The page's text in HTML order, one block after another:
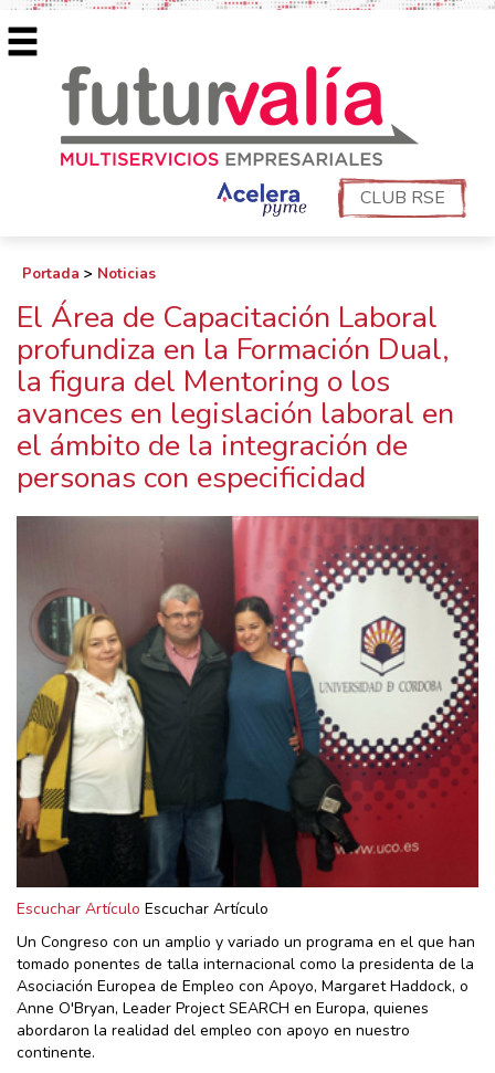
CLUB RSE
Portada > Noticias
El Área de Capacitación Laboral
profundiza en la Formación Dual,
la figura del Mentoring o los
avances en legislación laboral en
el ámbito de la integración de
personas con especificidad
Escuchar Artículo Escuchar Artículo
Un Congreso con un amplio y variado un programa en el que han
tomado ponentes de talla internacional como la presidenta de la
Asociación Europea de Empleo con Apoyo, Margaret Haddock, o
Anne O'Bryan, Leader Project SEARCH en Europa, quienes
abordaron la realidad del empleo con apoyo en nuestro
continente.